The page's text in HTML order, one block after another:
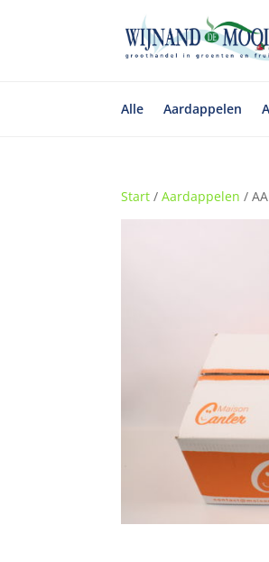
Alle Aardappelen
Start /Aardappelen /